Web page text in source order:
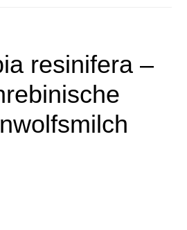
resinifera –